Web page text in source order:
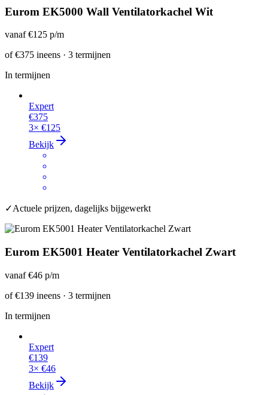
Eurom EK5000 Wall Ventilatorkachel Wit
vanaf€125 p/m
of€375 ineens · 3 termijnen
In termijnen
Expert
€375
3× €125
Bekijk
✓Actuele prijzen, dagelijks bijgewerkt
Eurom EK5001 Heater Ventilatorkachel Zwart
vanaf€46 p/m
of€139 ineens · 3 termijnen
In termijnen
Expert
€139
3× €46
Bekijk